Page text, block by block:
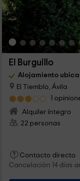
El Burguillo
Alojamiento
El Tiemblo, Ávila
1
Alquiler íntegro
22 personas
Contacto directo
Cancelación 14 días